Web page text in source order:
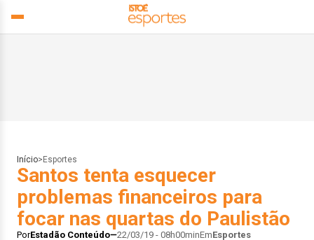
Início> Esportes
Santos tenta esquecer
problemas financeiros para
focar nas quartas do Paulistão
PorEstadão Conteúdo 22/03/19 - 08h00minEmEsportes